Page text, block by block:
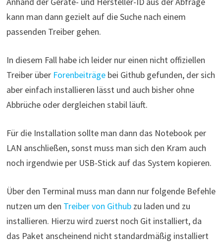
kann man dann gezielt auf die Suche nach einem
passenden Treiber gehen.
In diesem Fall habe ich leider nur einen nicht offiziellen
Treiber über Forenbeiträgebei Github gefunden, der sich
aber einfach installieren lässt und auch bisher ohne
Abbrüche oder dergleichen stabil läuft.
Für die Installation sollte man dann das Notebook per
LAN anschließen, sonst muss man sich den Kram auch
noch irgendwie per USB-Stick auf das System kopieren.
Über den Terminal muss man dann nur folgende Befehle
nutzen um den Treiber von Githubzu laden und zu
installieren. Hierzu wird zuerst noch Git installiert, da
das Paket anscheinend nicht standardmäßig installiert